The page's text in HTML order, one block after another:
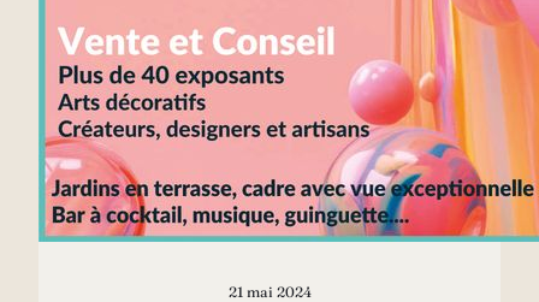
21 mai 2024